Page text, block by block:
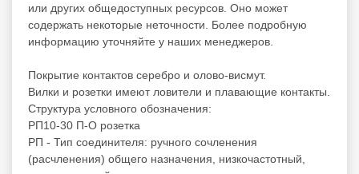
или других общедоступных ресурсов. Оно может
содержать некоторые неточности. Более подробную
информацию уточняйте у наших менеджеров.
Покрытие контактов серебро и олово-висмут.
Вилки и розетки имеют ловители и плавающие контакты.
Структура условного обозначения:
РП10-30 П-О розетка
РП - Тип соединителя: ручного сочленения
(расчленения) общего назначения, низкочастотный,